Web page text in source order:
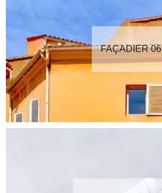
FAÇADIER 06